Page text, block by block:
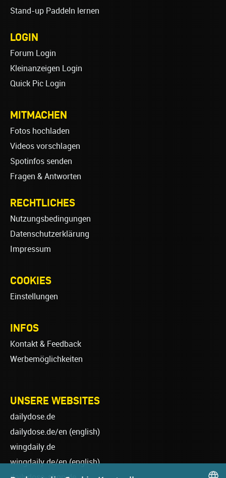
Stand-up Paddeln lernen
LOGIN
Forum Login
Kleinanzeigen Login
Quick Pic Login
MITMACHEN
Fotos hochladen
Videos vorschlagen
Spotinfos senden
Fragen & Antworten
RECHTLICHES
Nutzungsbedingungen
Datenschutzerklärung
Impressum
COOKIES
Einstellungen
INFOS
Kontakt & Feedback
Werbemöglichkeiten
UNSERE WEBSITES
dailydose.de
dailydose.de/en (english)
wingdaily.de
wingdaily.de/en(english)